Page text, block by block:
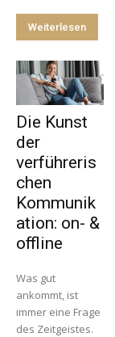
Weiterlesen
Die Kunst
der
verführeris
chen
Kommunik
ation: on- &
offline
Was gut
ankommt, ist
immer eine Frage
des Zeitgeistes.